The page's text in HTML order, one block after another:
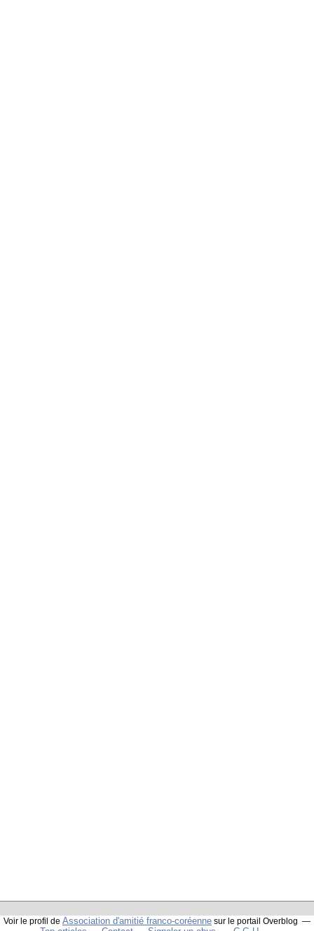
Voir le profil de Association d'amitié franco-coréenne sur le portail Overblog